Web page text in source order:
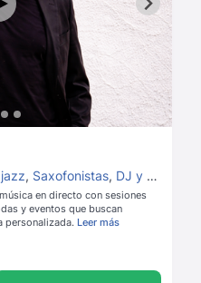
, Saxofonistas, DJ y saxofón
en directo con sesiones
y eventos que buscan
personalizada. Leer más